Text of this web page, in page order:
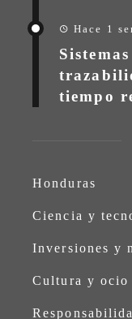
Hace 1
tiempo
Honduras
Ciencia y
Inversiones y
Cultura y ocio